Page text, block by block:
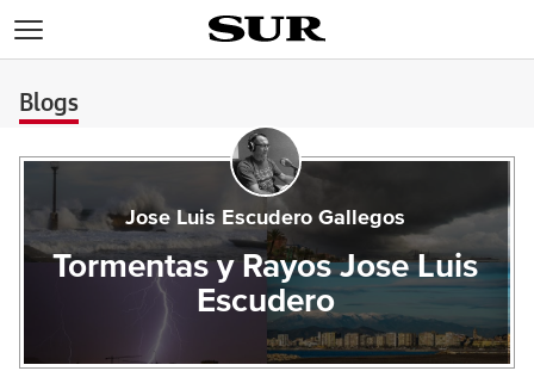
Blogs
Jose Luis Escudero Gallegos
Tormentas y Rayos Jose Luis
Escudero